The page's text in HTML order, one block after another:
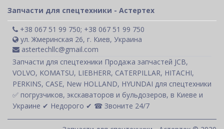
Запчасти для спецтехники - Астертех
+38 067 51 99 750; +38 067 51 99 750
ул. Жмеринская 26, г. Киев, Украина
astertechllc@gmail.com
Запчасти для спецтехники Продажа запчастей JCB,
VOLVO, KOMATSU, LIEBHERR, CATERPILLAR, HITACHI,
PERKINS, CASE, New HOLLAND, HYUNDAI для спецтехники
✅ погрузчиков, экскаваторов и бульдозеров, в Киеве и
Украине ✔ Недорого ✔ ☎ Звоните 24/7